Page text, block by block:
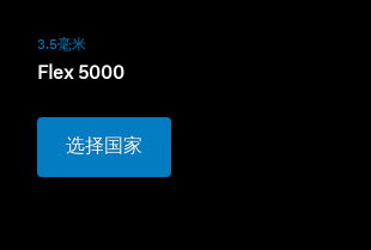
3.5毫米
Flex 5000
选择国家